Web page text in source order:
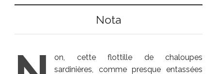
Nota
on, cette flottille de chaloupes
sardinières, comme presque entassées